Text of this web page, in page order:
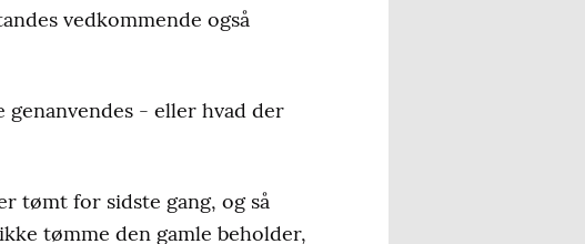
vedkommende også
- eller hvad der
tømt for sidste gang, og så
tømme den gamle beholder,